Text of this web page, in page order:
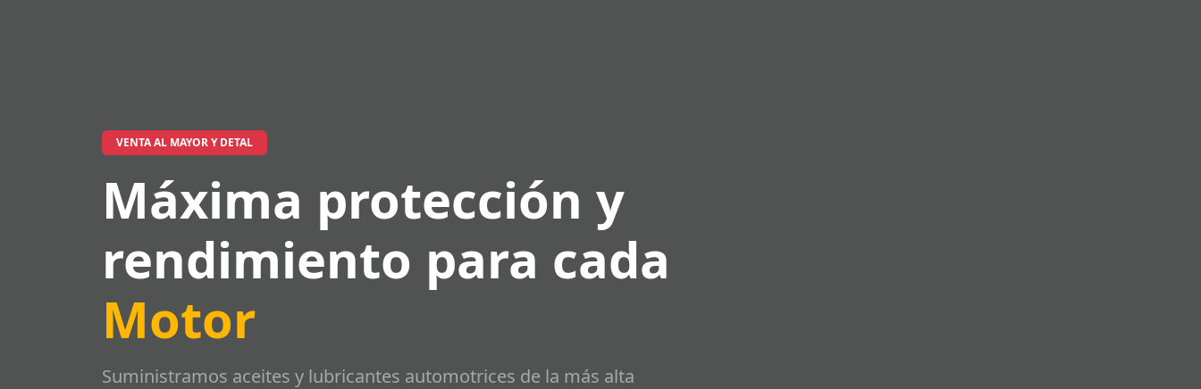
VENTA AL MAYOR Y DETAL
Máxima protección y
rendimiento para cada
Motor
Suministramos aceites y lubricantes automotrices de la más alta